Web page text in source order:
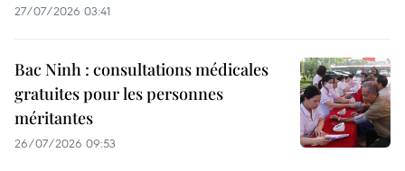
27/07/2026 03:41
Bac Ninh : consultations médicales
gratuites pour les personnes
méritantes
26/07/2026 09:53